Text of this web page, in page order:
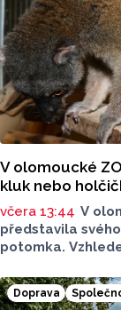
V olomoucké
kluk nebo
včera 13:44 V
představila
potomka.
hnědé, případně
zbarvením hlavy.
Doprava